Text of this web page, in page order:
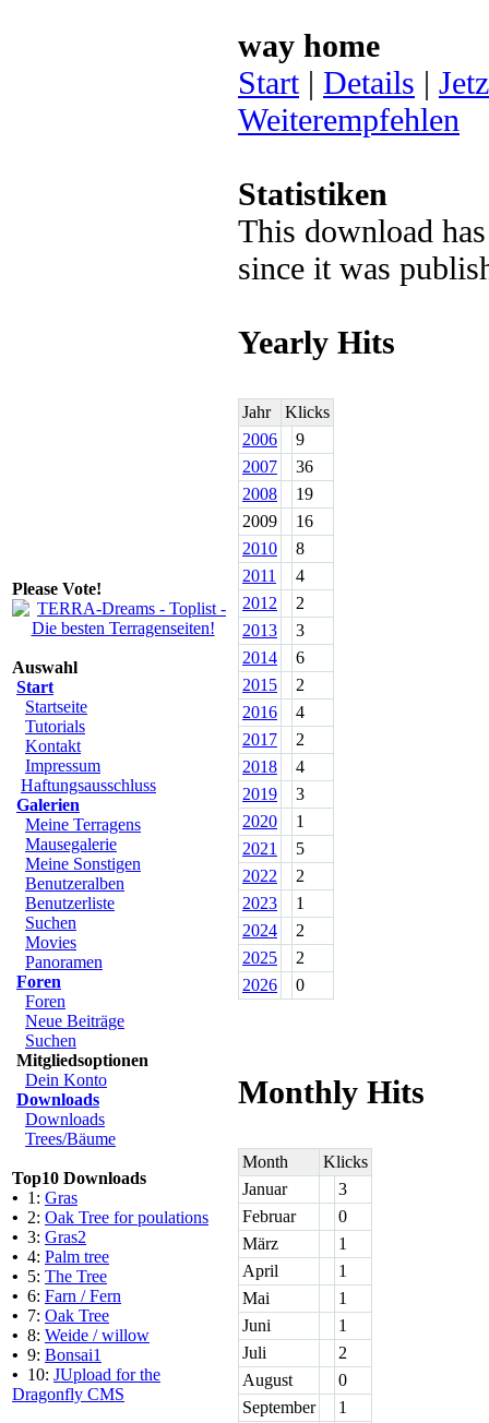
Please Vote!
Auswahl
Start
Startseite
Tutorials
Kontakt
Impressum
Haftungsausschluss
Galerien
Meine Terragens
Mausegalerie
Meine Sonstigen
Benutzeralben
Benutzerliste
Suchen
Movies
Panoramen
Foren
Foren
Neue Beiträge
Suchen
Mitgliedsoptionen
Dein Konto
Downloads
Downloads
Trees/Bäume
Top10 Downloads
• 1: Gras
• 2: Oak Tree for poulations
• 3: Gras2
• 4: Palm tree
• 5: The Tree
• 6: Farn / Fern
• 7: Oak Tree
• 8: Weide / willow
• 9: Bonsai1
• 10: JUpload for the
Dragonfly CMS
way home
Start| Details |
Weiterempfehlen
Statistiken
This download
since it was
Yearly Hits
Jahr
Klicks
2006
9
2007
36
2008
19
2009
16
2010
8
2011
4
2012
2
2013
3
2014
6
2015
2
2016
4
2017
2
2018
4
2019
3
2020
1
2021
5
2022
2
2023
1
2024
2
2025
2
2026
0
Monthly Hits
Month
Klicks
Januar
3
Februar
0
März
1
April
1
Mai
1
Juni
1
Juli
2
August
0
September
1